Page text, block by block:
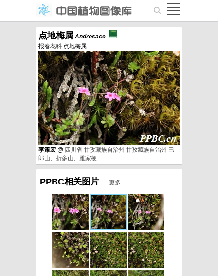
点地梅属 Androsace
报春花科 点地梅属
李策宏 @ 四川省 甘孜藏族自治州 甘孜藏族自治州 巴
郎山、折多山、雅家梗
PPBC相关图片 更多